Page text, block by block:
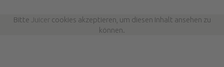
Bitte Juicercookies akzeptieren, um diesen Inhalt ansehen zu
können.